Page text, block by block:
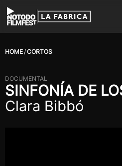
HOME CORTOS
DOCUMENTAL
SINFONÍA DE
Clara Bibbó